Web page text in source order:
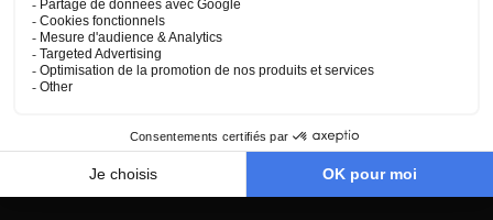
CINÉCRÉATIS EST MEMBRE DU RÉSEAU
Bordeaux, Lyon, Nantes